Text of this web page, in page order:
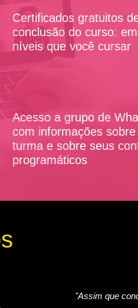
Certificados gratuitos
conclusão do curso:
níveis que você cursar
Acesso a grupo de
com informações sobre
turma e sobre seus
programáticos
"Assim que